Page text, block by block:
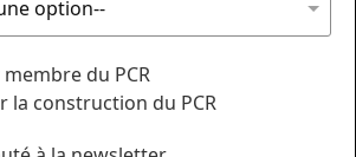
du PCR
la construction du PCR